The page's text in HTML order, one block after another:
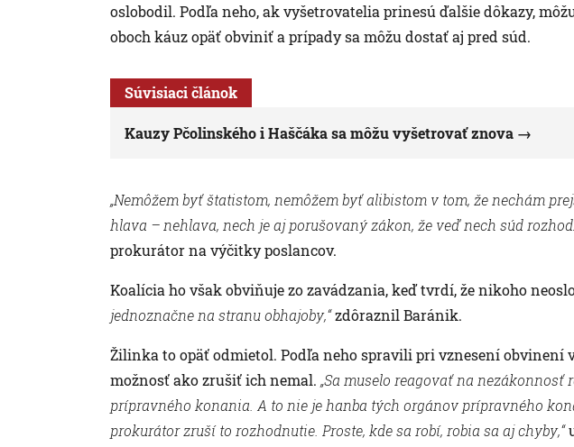
oslobodil. Podľa neho, ak vyšetrovatelia prinesú ďalšie dôkazy,
oboch káuz opäť obviniť a prípady sa môžu dostať aj pred súd.
Súvisiaci článok
Kauzy Pčolinského i Haščáka sa môžu vyšetrovať znova
„Nemôžem byť štatistom, nemôžem byť alibistom v tom, že nechám
hlava – nehlava, nech je aj porušovaný zákon, že veď nech súd
prokurátor na výčitky poslancov.
Koalícia ho však obviňuje zo zavádzania, keď tvrdí, že nikoho
jednoznačne na stranu obhajoby,“zdôraznil Baránik.
Žilinka to opäť odmietol. Podľa neho spravili pri vznesení obvinení
možnosť ako zrušiť ich nemal. „Sa muselo reagovať na
prípravného konania. A to nie je hanba tých orgánov prípravného
prokurátor zruší to rozhodnutie. Proste, kde sa robí, robia sa aj chyby,“